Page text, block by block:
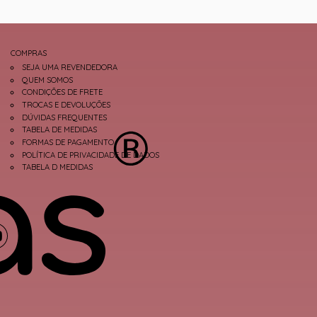
COMPRAS
SEJA UMA REVENDEDORA
QUEM SOMOS
CONDIÇÕES DE FRETE
TROCAS E DEVOLUÇÕES
DÚVIDAS FREQUENTES
TABELA DE MEDIDAS
FORMAS DE PAGAMENTO
POLÍTICA DE PRIVACIDADE DE DADOS
TABELA D MEDIDAS